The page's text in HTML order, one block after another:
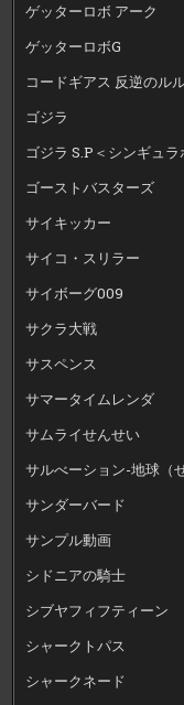
ゲッターロボ アーク
ゲッターロボG
コードギアス 反逆のル
ゴジラ
ゴジラ S.P＜シンギュラ
ゴーストバスターズ
サイキッカー
サイコ・スリラー
サイボーグ009
サクラ大戦
サスペンス
サマータイムレンダ
サムライせんせい
サルべーション-地球（
サンダーバード
サンプル動画
シドニアの騎士
シブヤフィフティーン
シャークトパス
シャークネード